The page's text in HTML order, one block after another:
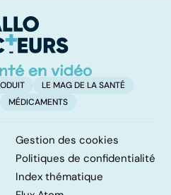
excroissances
qui envahissent
nos sinus ?
LE MAG DE LA SANTÉ
MÉDICAMENTS
Gestion des cookies
Politiques de confidentialité
Index thématique